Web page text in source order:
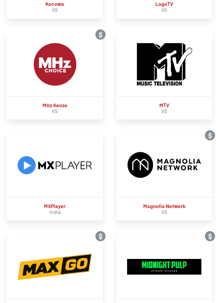
Kocowa
VS
LogoTV
VS
$
MHz Keuze
VS
MTV
VS
MXPlayer
India
$
Magnolia Netwerk
VS
$ $